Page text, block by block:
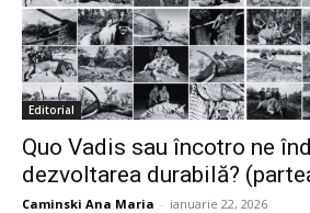
Editorial
Quo Vadis sau încotro ne
dezvoltarea durabilă?
Caminski Ana Maria - ianuarie 22, 2026